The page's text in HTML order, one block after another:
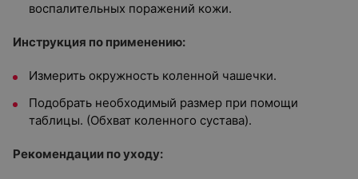
воспалительных поражений кожи.
Инструкция по применению:
Измерить окружность коленной чашечки.
Подобрать необходимый размер при помощи
таблицы. (Обхват коленного сустава).
Рекомендации по уходу: